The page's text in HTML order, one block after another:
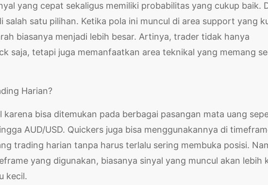
yang cepat sekaligus memiliki probabilitas yang cukup baik.
salah satu pilihan. Ketika pola ini muncul di area support yang
biasanya menjadi lebih besar. Artinya, trader tidak hanya
saja, tetapi juga memanfaatkan area teknikal yang memang
karena bisa ditemukan pada berbagai pasangan mata uang
AUD/USD. Quickers juga bisa menggunakannya di
trading harian tanpa harus terlalu sering membuka posisi.
yang digunakan, biasanya sinyal yang muncul akan lebih
kecil.